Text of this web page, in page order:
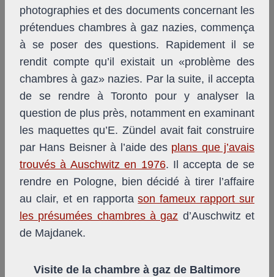
photographies et des documents concernant les
prétendues chambres à gaz nazies, commença
à se poser des questions. Rapidement il se
rendit compte qu’il existait un «problème des
chambres à gaz» nazies. Par la suite, il accepta
de se rendre à Toronto pour y analyser la
question de plus près, notamment en examinant
les maquettes qu’E. Zündel avait fait construire
par Hans Beisner à l’aide des plans que j’avais
trouvés à Auschwitz en 1976. Il accepta de se
rendre en Pologne, bien décidé à tirer l’affaire
au clair, et en rapportason fameux rapport sur
les présumées chambres à gaz d’Auschwitz et
de Majdanek.
Visite de la chambre à gaz de Baltimore